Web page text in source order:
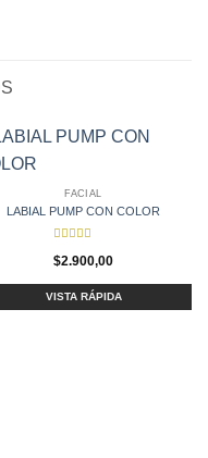
VISTA RÁPIDA
FACIAL
LABIAL PUMP CON COLOR
con4.77
$2.900,00